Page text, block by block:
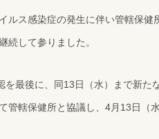
ルス感染症の発生に伴い管轄保健
続して参りました。
最後に、同13日（水）まで新た
管轄保健所と協議し、4月13日（